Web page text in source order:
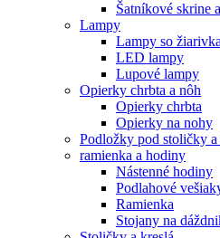
Šatníkové skrine
Lampy
Lampy so
LED lampy
Lupové lampy
Opierky chrbta a nôh
Opierky chrbta
Opierky na nohy
Podložky pod stoličky a
ramienka a hodiny
Nástenné hodiny
Podlahové
Ramienka
Stojany na